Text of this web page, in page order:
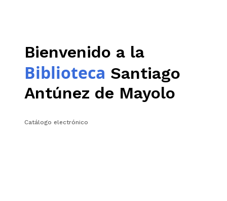
Aula Virtual
Bienvenido a la
Biblioteca Santiago
Antúnez de Mayolo
Catálogo electrónico